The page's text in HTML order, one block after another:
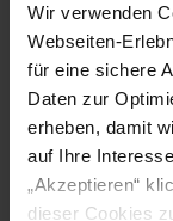
Wir verwenden
Webseiten-
für eine sichere
Daten zur
erheben, damit
auf Ihre
„Akzeptieren“
dieser Cookies
Porosität
eine
Cerealien.
Produkte
aufgespaltet
verbessert,